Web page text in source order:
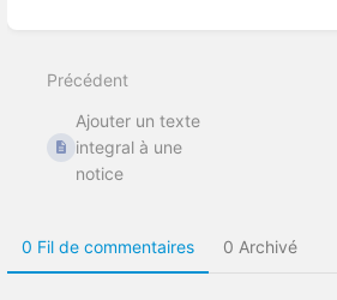
de
section
Précédent
Ajouter un texte
integral à une
notice
0 Fil de commentaires 0 Archivé